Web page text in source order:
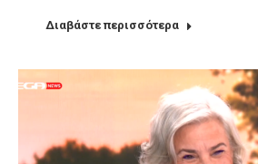
Διαβάστε περισσότερα